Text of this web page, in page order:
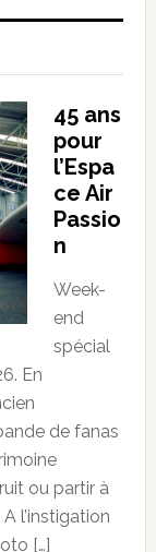
45 ans
pour
l’Espa
ce Air
Passio
n
Week-
end
spécial
En
de fanas
ou partir à
l’instigation
[…]